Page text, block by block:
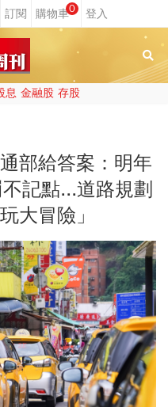
0
息 金融股 存股
部給答案：明年
記點...道路規劃
大冒險」